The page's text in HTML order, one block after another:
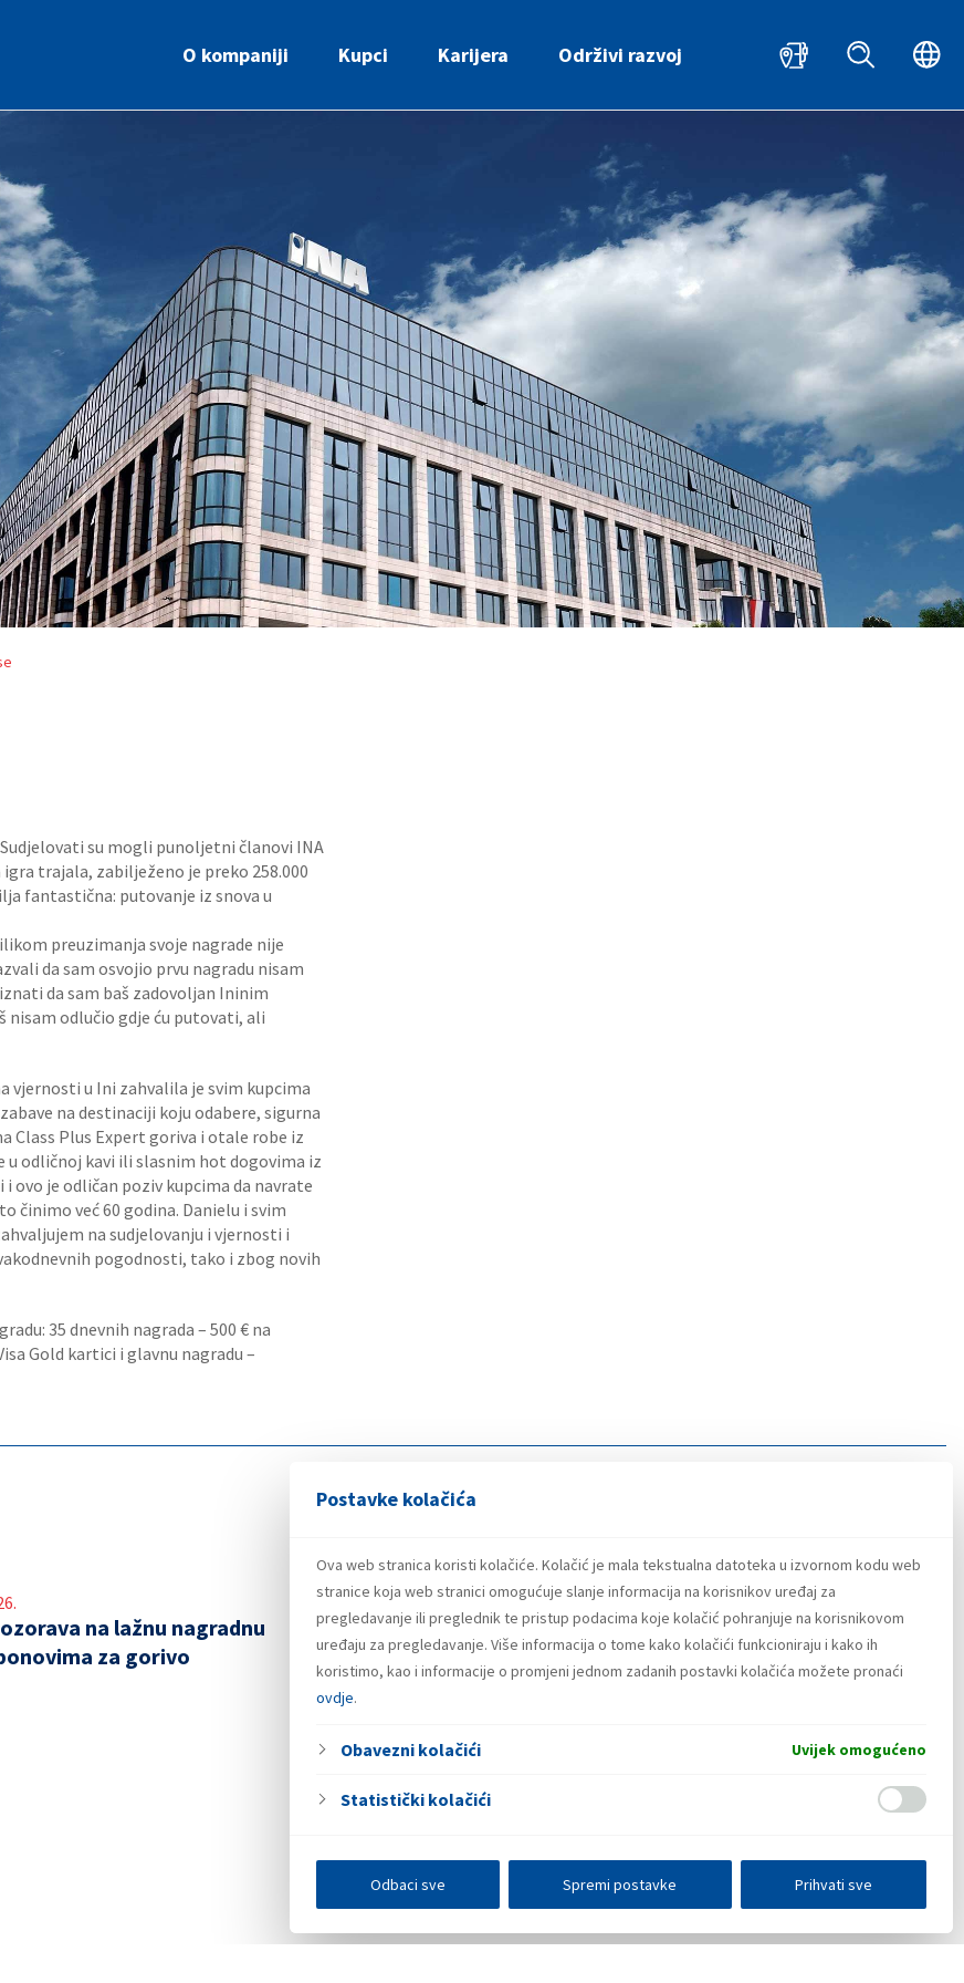
Postavke kolačića
Ova web stranica koristi kolačiće. Kolačić je mala tekstualna datoteka u izvornom kodu web
stranice koja web stranici omogućuje slanje informacija na korisnikov uređaj za
pregledavanje ili preglednik te pristup podacima koje kolačić pohranjuje na korisnikovom
uređaju za pregledavanje. Više informacija o tome kako kolačići funkcioniraju i kako ih
koristimo, kao i informacije o promjeni jednom zadanih postavki kolačića možete pronaći
ovdje.
Obavezni kolačići Uvijek omogućeno
Statistički kolačići
Odbaci sve Spremi postavke Prihvati sve
O kompaniji Kupci Karijera Održivi razvoj
su mogli punoljetni članovi INA
trajala, zabilježeno je preko 258.000
fantastična: putovanje iz snova u
preuzimanja svoje nagrade nije
da sam osvojio prvu nagradu nisam
da sam baš zadovoljan Ininim
odlučio gdje ću putovati, ali
vjernosti u Ini zahvalila je svim kupcima
na destinaciji koju odabere, sigurna
Class Plus Expert goriva i otale robe iz
u odličnoj kavi ili slasnim hot dogovima iz
ovo je odličan poziv kupcima da navrate
činimo već 60 godina. Danielu i svim
na sudjelovanju i vjernosti i
pogodnosti, tako i zbog novih
35 dnevnih nagrada – 500 € na
Gold kartici i glavnu nagradu –
na lažnu nagradnu
za gorivo